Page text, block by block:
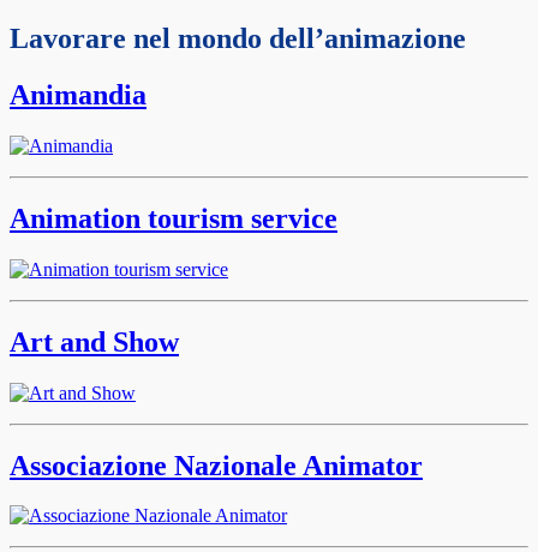
Lavorare nel mondo dell’animazione
Animandia
Animation tourism service
Art and Show
Associazione Nazionale Animator